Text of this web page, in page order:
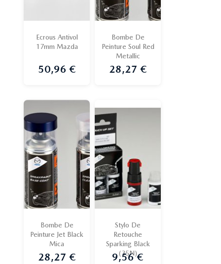
Ecrous Antivol
17mm Mazda
Prix
50,96 €
Bombe De
Peinture Soul Red
Metallic
Prix
28,27 €
Bombe De
Peinture Jet Black
Mica
Prix
28,27 €
Stylo De
Retouche
Sparking Black
(35N)
Prix
9,56 €